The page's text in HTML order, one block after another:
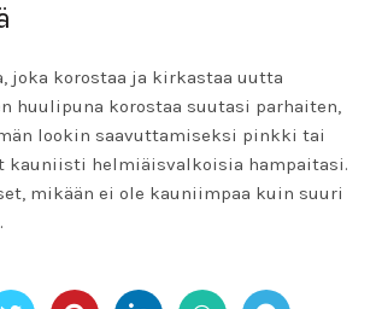
joka korostaa ja kirkastaa uutta
huulipuna korostaa suutasi parhaiten,
lookin saavuttamiseksi pinkki tai
kauniisti helmiäisvalkoisia hampaitasi.
mikään ei ole kauniimpaa kuin suuri